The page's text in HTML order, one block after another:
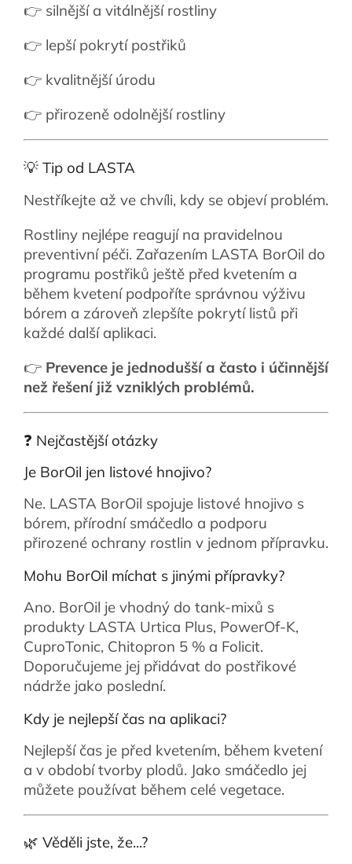
👉 silnější a vitálnější rostliny
👉 lepší pokrytí postřiků
👉 kvalitnější úrodu
👉 přirozeně odolnější rostliny
💡 Tip od LASTA
Nestříkejte až ve chvíli, kdy se objeví problém.
Rostliny nejlépe reagují na pravidelnou
preventivní péči. Zařazením LASTA BorOil do
programu postřiků ještě před kvetením a
během kvetení podpoříte správnou výživu
bórem a zároveň zlepšíte pokrytí listů při
každé další aplikaci.
👉 Prevence je jednodušší a často i účinnější
než řešení již vzniklých problémů.
❓ Nejčastější otázky
Je BorOil jen listové hnojivo?
Ne. LASTA BorOil spojuje listové hnojivo s
bórem, přírodní smáčedlo a podporu
přirozené ochrany rostlin v jednom přípravku.
Mohu BorOil míchat s jinými přípravky?
Ano. BorOil je vhodný do tank-mixů s
produkty LASTA Urtica Plus, PowerOf-K,
CuproTonic, Chitopron 5 % a Folicit.
Doporučujeme jej přidávat do postřikové
nádrže jako poslední.
Kdy je nejlepší čas na aplikaci?
Nejlepší čas je před kvetením, během kvetení
a v období tvorby plodů. Jako smáčedlo jej
můžete používat během celé vegetace.
🌿 Věděli jste, že...?